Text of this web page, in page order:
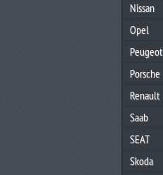
Nissan
Opel
Peugeot
Porsche
Renault
Saab
SEAT
Skoda